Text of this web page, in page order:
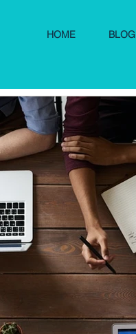
HOME BLOG